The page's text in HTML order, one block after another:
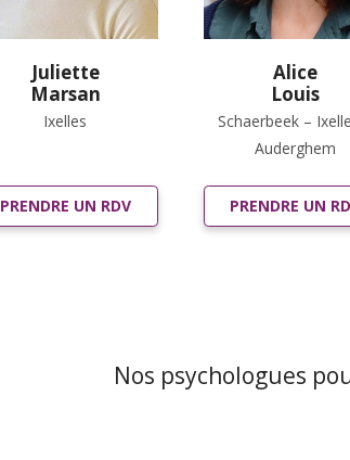
Juliette
Marsan
Ixelles
PRENDRE UN RDV
Alice
Louis
Schaerbeek –
Auderghem
PRENDRE UN
Nos psychologues